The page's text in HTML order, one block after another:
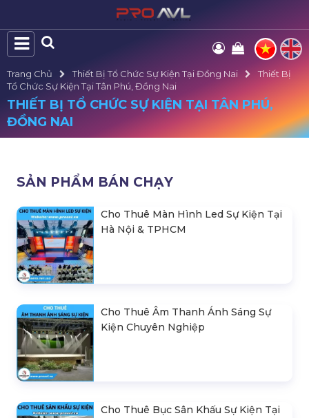
Trang Chủ Thiết Bị Tổ Chức Sự Kiện Tại Đồng Nai
Thiết Bị
Tổ Chức Sự Kiện Tại Tân Phú, Đồng Nai
THIẾT BỊ TỔ CHỨC SỰ KIỆN TẠI TÂN PHÚ,
ĐỒNG NAI
SẢN PHẨM BÁN CHẠY
Cho Thuê Màn Hình Led Sự Kiện Tại
Hà Nội & TPHCM
Cho Thuê Âm Thanh Ánh Sáng Sự
Kiện Chuyên Nghiệp
Cho Thuê Bục Sân Khấu Sự Kiện Tại